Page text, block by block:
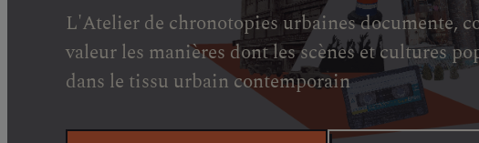
L'Atelier de chronotopies urbaines documente,
valeur les manières dont les scènes et cultures
dans le tissu urbain contemporain